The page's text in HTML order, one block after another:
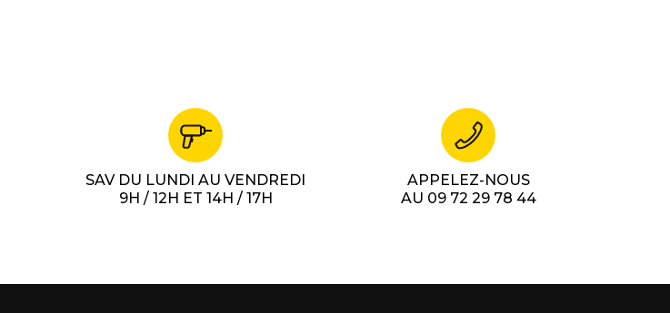
SAV DU LUNDI AU VENDREDI
9H / 12H ET 14H / 17H
APPELEZ-NOUS
AU 09 72 29 78 44